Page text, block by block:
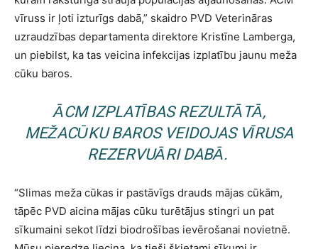
vīruss ir ļoti izturīgs dabā,” skaidro PVD Veterināras
uzraudzības departamenta direktore Kristīne Lamberga,
un piebilst, ka tas veicina infekcijas izplatību jaunu meža
cūku baros.
ĀCM IZPLATĪBAS REZULTĀTĀ,
MEŽACŪKU BAROS VEIDOJAS VĪRUSA
REZERVUĀRI DABĀ.
“Slimas meža cūkas ir pastāvīgs drauds mājas cūkām,
tāpēc PVD aicina mājas cūku turētājus stingri un pat
sīkumaini sekot līdzi biodrošības ievērošanai novietnē.